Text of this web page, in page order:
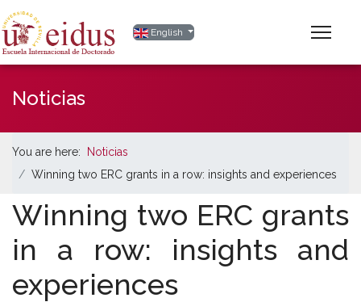
Select your language
English
Noticias
You are here:
Noticias
Winning two ERC grants in a row: insights and experiences
Winning two ERC grants
in a row: insights and
experiences